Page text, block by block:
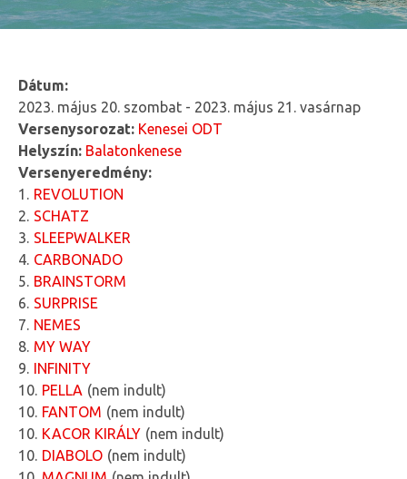
Dátum:
2023. május 20. szombat - 2023. május 21. vasárnap
Versenysorozat: Kenesei ODT
Helyszín: Balatonkenese
Versenyeredmény:
1
REVOLUTION
2 SCHATZ
3 SLEEPWALKER
4 CARBONADO
5 BRAINSTORM
6 SURPRISE
7 NEMES
8 MY WAY
9 INFINITY
10 PELLA
nem indult
10 FANTOM
nem indult
10 KACOR KIRÁLY
nem indult
10 DIABOLO
nem indult